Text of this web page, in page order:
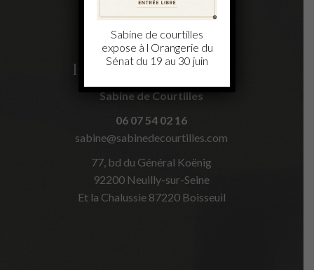
Informations de contact
Sabine de Courtilles
06 07 54 02 16
sabine@sabinedecourtilles.com
77, bd du Général Koënig
92200 Neuilly-sur-Seine
Et la Chalussie 87220 Boisseuil
Sabine de courtilles
expose à l Orangerie du
Sénat du 19 au 30 juin